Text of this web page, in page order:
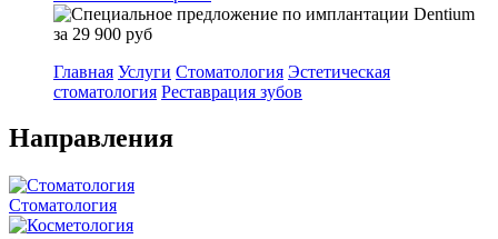
Главная Услуги Стоматология Эстетическая
стоматология Реставрация зубов
Направления
Стоматология